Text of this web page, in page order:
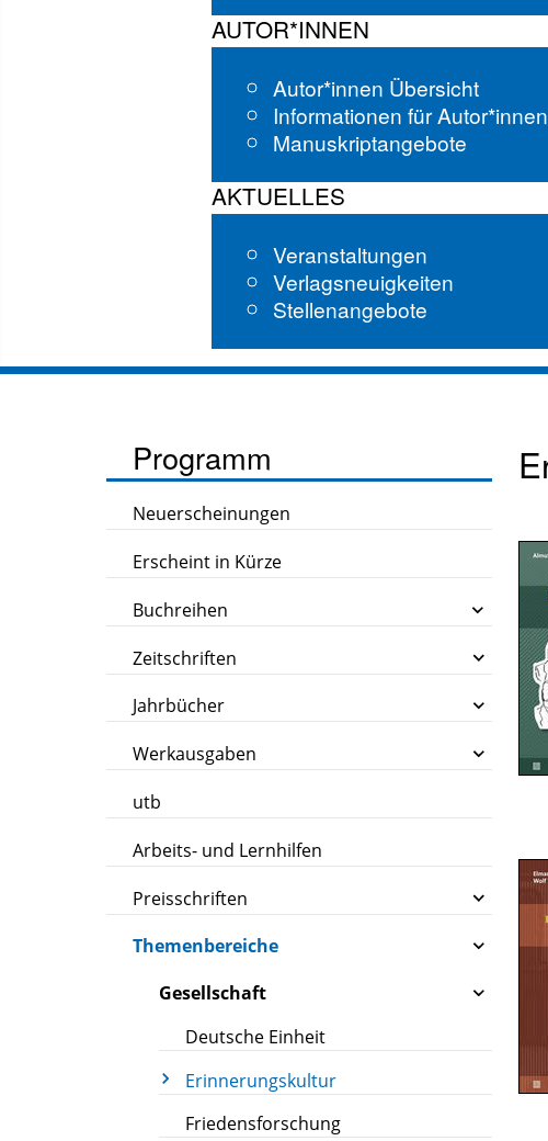
AUTOR*INNEN
Autor*innen Übersicht
Informationen für Autor*innen
Manuskriptangebote
AKTUELLES
Veranstaltungen
Verlagsneuigkeiten
Stellenangebote
Programm
Neuerscheinungen
Erscheint in Kürze
Buchreihen
Zeitschriften
Jahrbücher
Werkausgaben
utb
Arbeits- und Lernhilfen
Preisschriften
Themenbereiche
Gesellschaft
Deutsche Einheit
Erinnerungskultur
Friedensforschung